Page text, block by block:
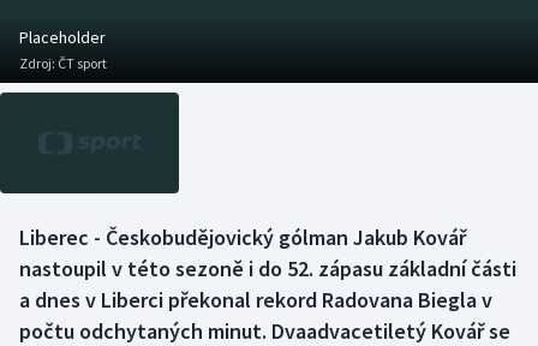
Basketbal
Boby a skeleton
Box
Curling
Historické návraty
AZ kvíz
Placeholder
Zdroj: ČT sport
Liberec - Českobudějovický gólman Jakub Kovář
nastoupil v této sezoně i do 52. zápasu základní části
a dnes v Liberci překonal rekord Radovana Biegla v
počtu odchytaných minut. Dvaadvacetiletý Kovář se